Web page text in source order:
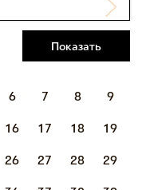
Показать
6 7 8 9
16 17 18 19
26 27 28 29